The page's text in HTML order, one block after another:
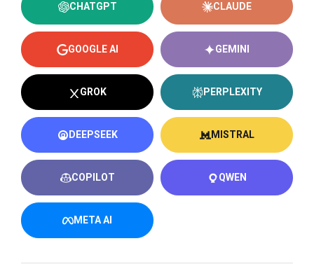
CHATGPT CLAUDE
GOOGLE AI GEMINI
GROK PERPLEXITY
DEEPSEEK MISTRAL
COPILOT QWEN
META AI